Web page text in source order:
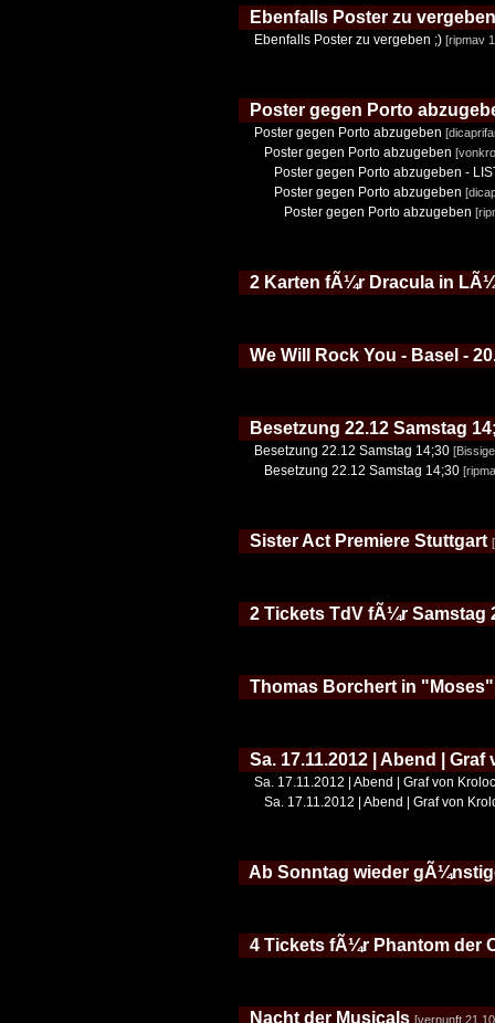
Ebenfalls Poster zu
Ebenfalls Poster zu vergeben ;) [ripmav
Poster gegen Porto
Poster gegen Porto abzugeben
Poster gegen Porto abzugeben
Poster gegen Porto abzugeben -
Poster gegen Porto abzugeben
Poster gegen Porto abzugeben
2 Karten fÃ¼r Dracula in
We Will Rock You - Basel -
Besetzung 22.12 Samstag
Besetzung 22.12 Samstag 14;30
Besetzung 22.12 Samstag 14;30
Sister Act Premiere Stuttgart
2 Tickets TdV fÃ¼r Samstag
Thomas Borchert in
Sa. 17.11.2012 | Abend |
Sa. 17.11.2012 | Abend | Graf von
Sa. 17.11.2012 | Abend | Graf von
Ab Sonntag wieder
4 Tickets fÃ¼r Phantom der
Nacht der Musicals [vernunft